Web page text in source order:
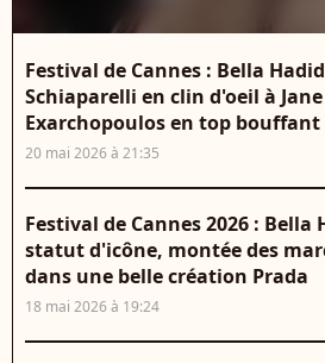
Festival de Cannes : Bella
Schiaparelli en clin d'oeil à
Exarchopoulos en top
20 mai 2026 à 21:35
Festival de Cannes 2026 :
statut d'icône, montée des
dans une belle création Prada
18 mai 2026 à 19:24